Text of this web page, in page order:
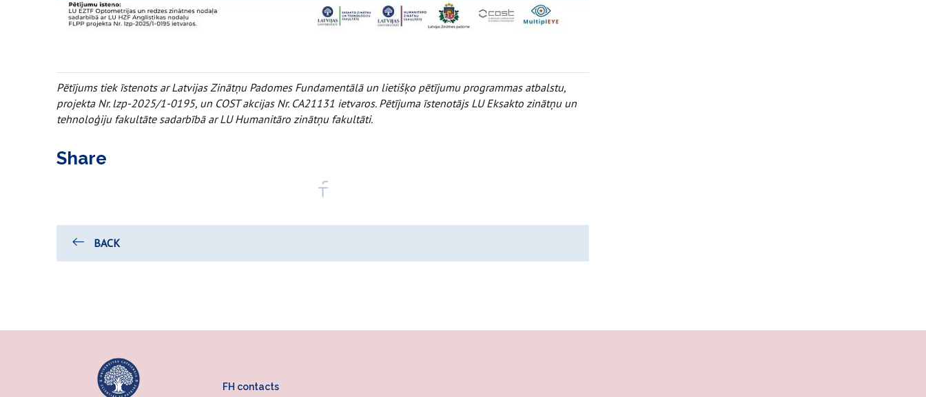
Pētījums tiek īstenots ar Latvijas Zinātņu Padomes Fundamentālā un lietišķo pētījumu programmas atbalstu,
projekta Nr. lzp-2025/1-0195, un COST akcijas Nr. CA21131 ietvaros. Pētījuma īstenotājs LU Eksakto zinātņu un
tehnoloģiju fakultāte sadarbībā ar LU Humanitāro zinātņu fakultāti.
Share
BACK
FH contacts